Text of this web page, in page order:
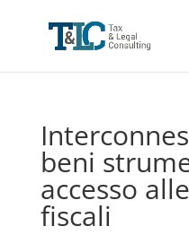
beni
accesso
fiscali